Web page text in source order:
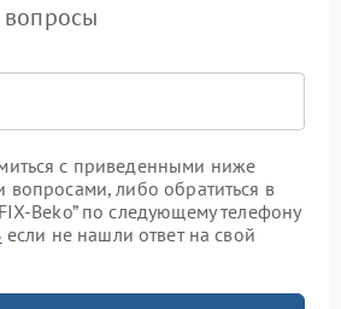
вопросы
с приведенными ниже
вопросами, либо обратиться в
Beko” по следующему телефону
если не нашли ответ на свой